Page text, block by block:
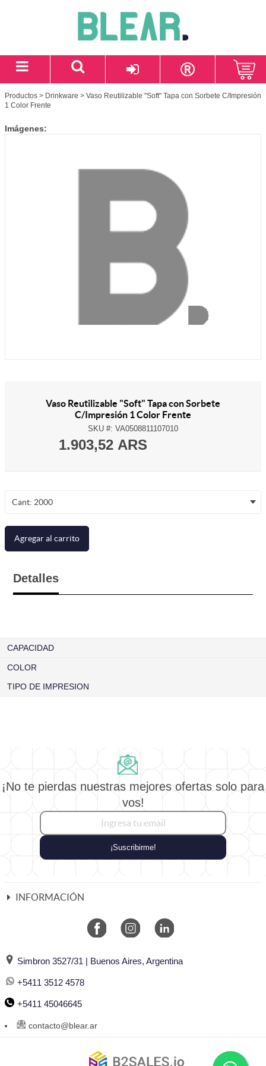
Productos > Drinkware > Vaso Reutilizable "Soft" Tapa con Sorbete C/Impresión
1 Color Frente
Imágenes:
Vaso Reutilizable "Soft" Tapa con Sorbete
C/Impresión 1 Color Frente
SKU #: VA0508811107010
1.903,52 ARS
Cant: 2000
Agregar al carrito
Detalles
CAPACIDAD
COLOR
TIPO DE IMPRESION
¡No te pierdas nuestras mejores ofertas solo para
vos!
¡Suscribirme!
INFORMACIÓN
Simbron 3527/31 | Buenos Aires, Argentina
+5411 3512 4578
+5411 45046645
contacto@blear.ar